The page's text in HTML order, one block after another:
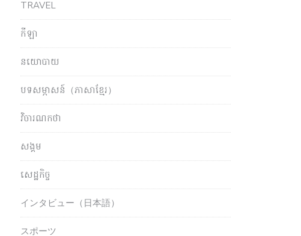
TRAVEL
កីឡា
នយោបាយ
បទសម្ភាសន៍（ភាសាខ្មែរ）
វិចារណកថា
សង្គម
សេដ្ឋកិច្ច
インタビュー（日本語）
スポーツ